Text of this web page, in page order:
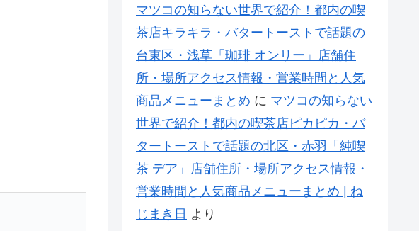
マツコの知らない世界で紹介！都内の喫
茶店キラキラ・バタートーストで話題の
台東区・浅草「珈琲 オンリー」店舗住
所・場所アクセス情報・営業時間と人気
商品メニューまとめ に マツコの知らない
世界で紹介！都内の喫茶店ピカピカ・バ
タートーストで話題の北区・赤羽「純喫
茶 デア」店舗住所・場所アクセス情報・
営業時間と人気商品メニューまとめ | ね
じまき日 より